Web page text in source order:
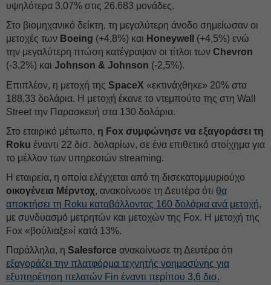
υψηλότερα 3,07% στις 26.683 μονάδες.
Στο βιομηχανικό δείκτη, τη μεγαλύτερη άνοδο σημείωσαν οι
μετοχές των Boeing (+4,8%) και Honeywell
(+4,5%) ενώ
την μεγαλύτερη πτώση κατέγραψαν οι τίτλοι των Chevron
(-3,2%) και Johnson & Johnson (-2,5%).
Επιπλέον, η μετοχή της SpaceX «εκτινάχθηκε» 20% στα
188,33 δολάρια. Η μετοχή έκανε το ντεμπούτο της στη Wall
Street την Παρασκευή στα 130 δολάρια.
Στο εταιρικό μέτωπο, η Fox συμφώνησε να εξαγοράσει τη
Roku έναντι 22 δισ. δολαρίων, σε ένα επιθετικό στοίχημα για
το μέλλον των υπηρεσιών streaming.
Η εταιρεία, η οποία ελέγχεται από τη δισεκατομμυριούχο
οικογένεια Μέρντοχ, ανακοίνωσε τη Δευτέρα ότι θα
αποκτήσει τη Roku καταβάλλοντας 160 δολάρια ανά μετοχή,
με συνδυασμό μετρητών και μετοχών της Fox. H μετοχή της
Fox «βούλιαξε»ί κατά 13%.
Παράλληλα, η Salesforce ανακοίνωσε τη Δευτέρα ότι
εξαγοράζει την πλατφόρμα τεχνητής νοημοσύνης για
εξυπηρέτηση πελατών Fin έναντι περίπου 3,6 δισ.